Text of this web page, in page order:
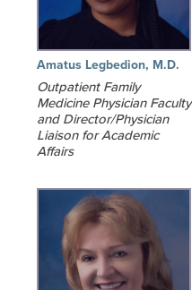
Amatus Legbedion, M.D.
Outpatient Family
Medicine Physician Faculty
and Director/Physician
Liaison for Academic
Affairs